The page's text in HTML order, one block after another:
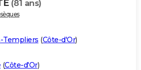
(81 ans)
Templiers (Côte-d'Or)
(Côte-d'Or)